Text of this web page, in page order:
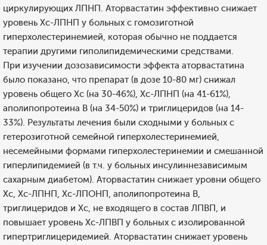
циркулирующих ЛПНП. Аторвастатин эффективно снижает
уровень Хс-ЛПНП у больных с гомозиготной
гиперхолестеринемией, которая обычно не поддается
терапии другими гиполипидемическими средствами.
При изучении дозозависимости эффекта аторвастатина
было показано, что препарат (в дозе 10-80 мг) снижал
уровень общего Хс (на 30-46%), Хс-ЛПНП (на 41-61%),
аполипопротеина В (на 34-50%) и триглицеридов (на 14-
33%). Результаты лечения были сходными у больных с
гетерозиготной семейной гиперхолестеринемией,
несемейными формами гиперхолестеринемии и смешанной
гиперлипидемией (в т.ч. у больных инсулиннезависимым
сахарным диабетом). Аторвастатин снижает уровни общего
Хс, Хс-ЛПНП, Хс-ЛПОНП, аполипопротеина В,
триглицеридов и Хс, не входящего в состав ЛПВП, и
повышает уровень Хс-ЛПВП у больных с изолированной
гипертриглицеридемией. Аторвастатин снижает уровень